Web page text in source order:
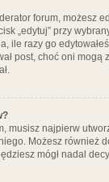
forum, możesz
„edytuj” przy
ile razy go
post, choć oni
musisz najpierw
Możesz
mógł nadal